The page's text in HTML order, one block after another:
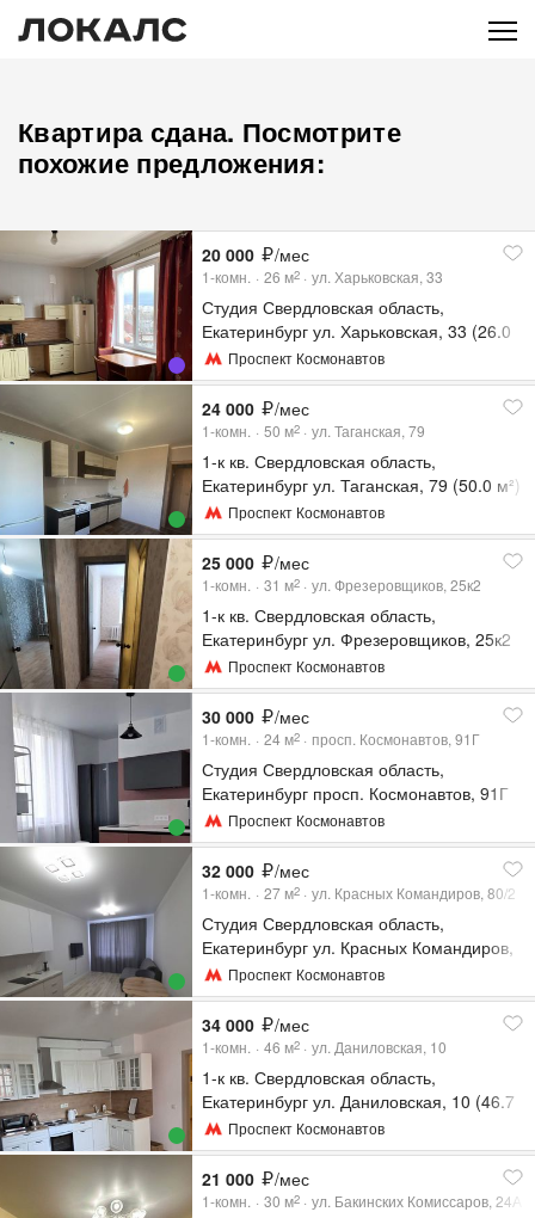
Квартира сдана. Посмотрите
похожие предложения:
20 000 /мес
1-комн. 26 м2 ул. Харьковская, 33
Студия Свердловская область,
Екатеринбург ул. Харьковская, 33 (26.0
м²) Проспект Космонавтов
24 000 /мес
1-комн. 50 м2 ул. Таганская, 79
1-к кв. Свердловская область,
Екатеринбург ул. Таганская, 79 (50.0 м²)
Проспект Космонавтов
25 000 /мес
1-комн. 31 м2 ул. Фрезеровщиков, 25к2
1-к кв. Свердловская область,
Екатеринбург ул. Фрезеровщиков, 25к2
(31.2 м²)
Проспект Космонавтов
30 000 /мес
1-комн. 24 м2 просп. Космонавтов, 91Г
Студия Свердловская область,
Екатеринбург просп. Космонавтов, 91Г
(24.0 м²)
Проспект Космонавтов
32 000 /мес
1-комн. 27 м2 ул. Красных Командиров, 80/2
Студия Свердловская область,
Екатеринбург ул. Красных Командиров,
80/2 (27.0 м²)
Проспект Космонавтов
34 000 /мес
1-комн. 46 м2 ул. Даниловская, 10
1-к кв. Свердловская область,
Екатеринбург ул. Даниловская, 10 (46.7
м²) Проспект Космонавтов
21 000 /мес
1-комн. 30 м2 ул. Бакинских Комиссаров, 24А